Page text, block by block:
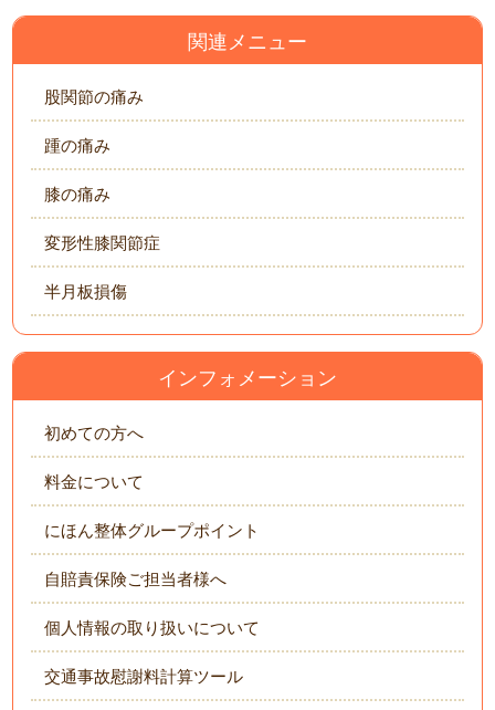
関連メニュー
股関節の痛み
踵の痛み
膝の痛み
変形性膝関節症
半月板損傷
インフォメーション
初めての方へ
料金について
にほん整体グループポイント
自賠責保険ご担当者様へ
個人情報の取り扱いについて
交通事故慰謝料計算ツール